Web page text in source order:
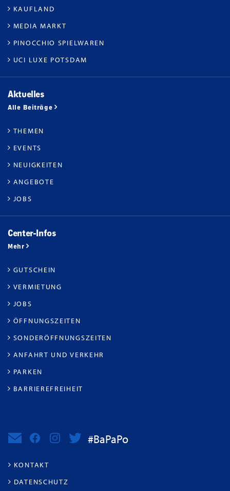
KAUFLAND
MEDIA MARKT
PINOCCHIO SPIELWAREN
UCI LUXE POTSDAM
Aktuelles
Alle Beiträge
THEMEN
EVENTS
NEUIGKEITEN
ANGEBOTE
JOBS
Center-Infos
Mehr
GUTSCHEIN
VERMIETUNG
JOBS
ÖFFNUNGSZEITEN
SONDERÖFFNUNGSZEITEN
ANFAHRT UND VERKEHR
PARKEN
BARRIEREFREIHEIT
#BaPaPo
KONTAKT
DATENSCHUTZ